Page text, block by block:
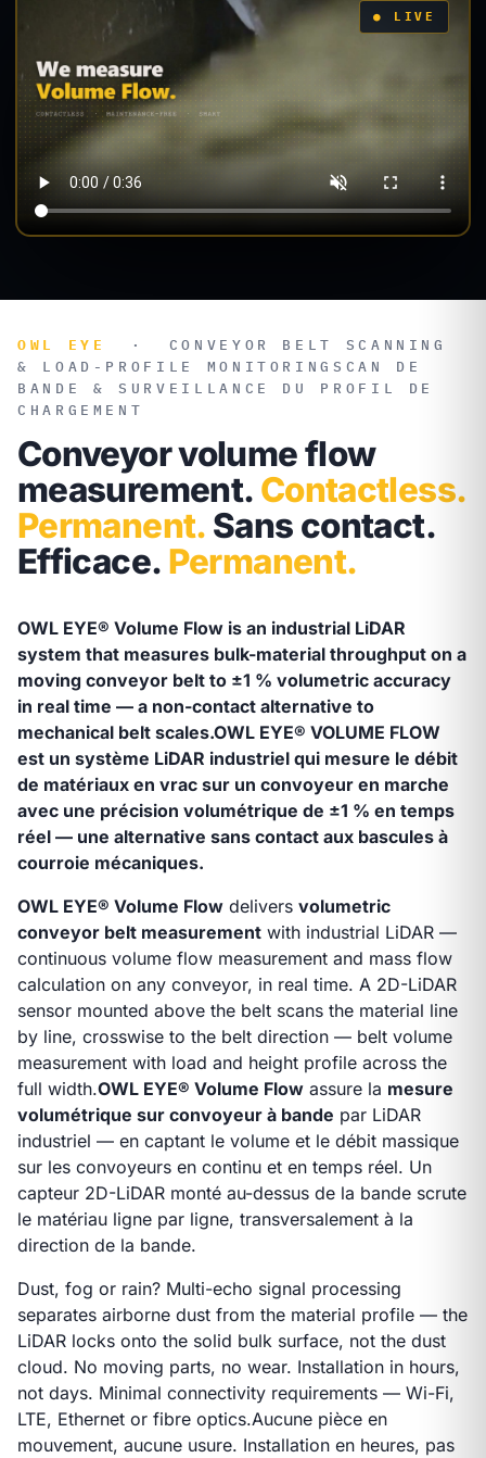
OWL EYE · CONVEYOR BELT SCANNING
& LOAD-PROFILE MONITORINGSCAN DE
BANDE & SURVEILLANCE DU PROFIL DE
CHARGEMENT
Conveyor volume flow
measurement. Contactless.
Permanent. Sans contact.
Efficace. Permanent.
OWL EYE® Volume Flow is an industrial LiDAR
system that measures bulk-material throughput on a
moving conveyor belt to ±1 % volumetric accuracy
in real time — a non-contact alternative to
mechanical belt scales.OWL EYE® VOLUME FLOW
est un système LiDAR industriel qui mesure le débit
de matériaux en vrac sur un convoyeur en marche
avec une précision volumétrique de ±1 % en temps
réel — une alternative sans contact aux bascules à
courroie mécaniques.
OWL EYE® Volume Flow delivers volumetric
conveyor belt measurement with industrial LiDAR —
continuous volume flow measurement and mass flow
calculation on any conveyor, in real time. A 2D-LiDAR
sensor mounted above the belt scans the material line
by line, crosswise to the belt direction — belt volume
measurement with load and height profile across the
full width.OWL EYE® Volume Flow assure la mesure
volumétrique sur convoyeur à bande par LiDAR
industriel — en captant le volume et le débit massique
sur les convoyeurs en continu et en temps réel. Un
capteur 2D-LiDAR monté au-dessus de la bande scrute
le matériau ligne par ligne, transversalement à la
direction de la bande.
Dust, fog or rain? Multi-echo signal processing
separates airborne dust from the material profile — the
LiDAR locks onto the solid bulk surface, not the dust
cloud. No moving parts, no wear. Installation in hours,
not days. Minimal connectivity requirements — Wi-Fi,
LTE, Ethernet or fibre optics.Aucune pièce en
mouvement, aucune usure. Installation en heures, pas